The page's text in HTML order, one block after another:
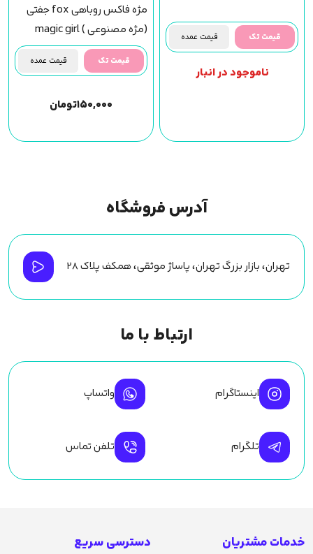
قیمت تک قیمت عمده
ناموجود در انبار
مژه فاکس روباهی fox جفتی
(مژه مصنوعی ) magic girl
(f30) مجیک گرل
قیمت تک قیمت عمده
۱۵۰,۰۰۰تومان
آدرس فروشگاه
تهران، بازار بزرگ تهران، پاساژ موثقی، همکف پلاک ۲۸
ارتباط با ما
اینستاگرام واتساپ
تلگرام تلفن تماس
خدمات مشتریان دسترسی سریع